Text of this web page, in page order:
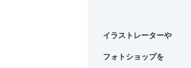
イラストレーターや
フォトショップを